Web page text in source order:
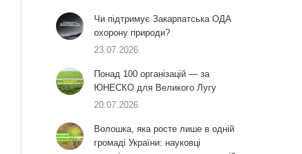
Чи підтримує Закарпатська ОДА
охорону природи?
23.07.2026
Понад 100 організацій — за
ЮНЕСКО для Великого Лугу
20.07.2026
Волошка, яка росте лише в одній
громаді України: науковці